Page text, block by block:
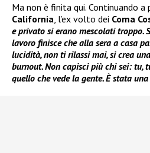
Ma non è finita qui. Continuando a
California , l’ex volto dei Coma
e privato si erano mescolati troppo.
lavoro finisce che alla sera a casa
lucidità, non ti rilassi mai, si crea
burnout. Non capisci più chi sei: tu,
quello che vede la gente. È stata